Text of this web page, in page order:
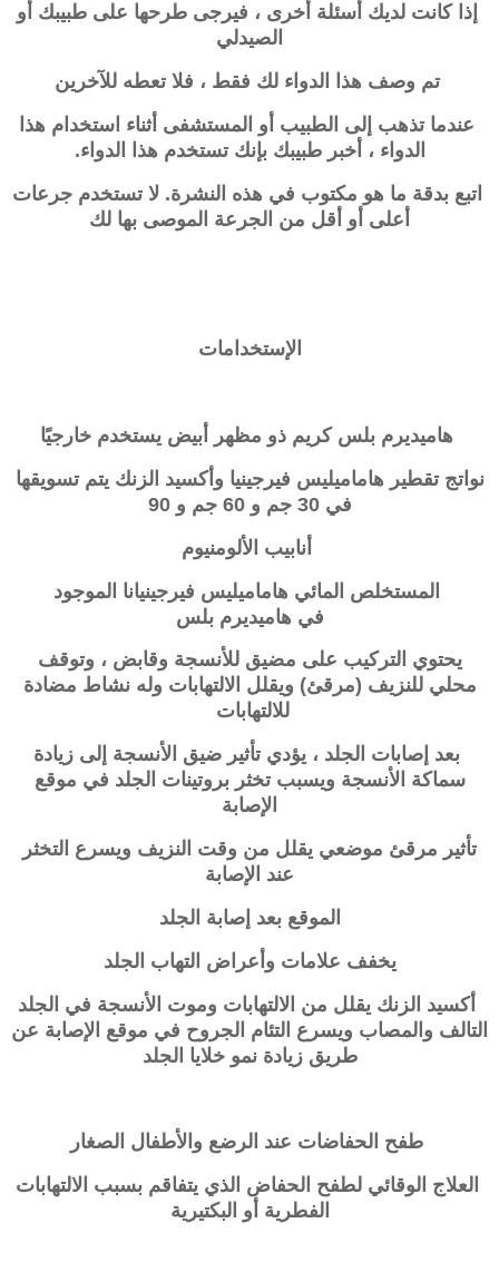
إذا كانت لديك أسئلة أخرى ، فيرجى طرحها على طبيبك أو
الصيدلي
تم وصف هذا الدواء لك فقط ، فلا تعطه للآخرين
عندما تذهب إلى الطبيب أو المستشفى أثناء استخدام هذا
الدواء ، أخبر طبيبك بإنك تستخدم هذا الدواء.
اتبع بدقة ما هو مكتوب في هذه النشرة. لا تستخدم جرعات
أعلى أو أقل من الجرعة الموصى بها لك
الإستخدامات
هاميديرم بلس كريم ذو مظهر أبيض يستخدم خارجيًا
نواتج تقطير هاماميليس فيرجينيا وأكسيد الزنك يتم تسويقها
في 30 جم و 60 جم ​​و 90
أنابيب الألومنيوم
المستخلص المائي هاماميليس فيرجينيانا الموجود
في هاميديرم بلس
يحتوي التركيب على مضيق للأنسجة وقابض ، وتوقف
محلي للنزيف (مرقئ) ويقلل الالتهابات وله نشاط مضادة
للالتهابات
بعد إصابات الجلد ، يؤدي تأثير ضيق الأنسجة إلى زيادة
سماكة الأنسجة ويسبب تخثر بروتينات الجلد في موقع
الإصابة
تأثير مرقئ موضعي يقلل من وقت النزيف ويسرع التخثر
عند الإصابة
الموقع بعد إصابة الجلد
يخفف علامات وأعراض التهاب الجلد
أكسيد الزنك يقلل من الالتهابات وموت الأنسجة في الجلد
التالف والمصاب ويسرع التئام الجروح في موقع الإصابة عن
طريق زيادة نمو خلايا الجلد
طفح الحفاضات عند الرضع والأطفال الصغار
العلاج الوقائي لطفح الحفاض الذي يتفاقم بسبب الالتهابات
الفطرية أو البكتيرية